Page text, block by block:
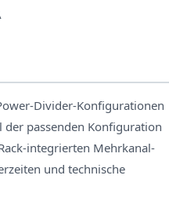
Divider-Konfigurationen
passenden Konfiguration
integrierten Mehrkanal-
und technische